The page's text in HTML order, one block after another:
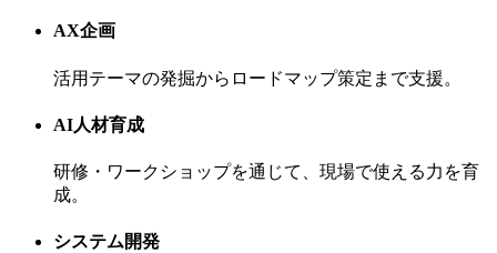
AX企画
活用テーマの発掘からロードマップ策定まで支援。
AI人材育成
研修・ワークショップを通じて、現場で使える力を育
成。
システム開発